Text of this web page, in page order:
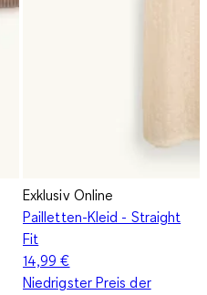
Exklusiv Online
Pailletten-Kleid - Straight
Fit
14,99 €
Niedrigster Preis der